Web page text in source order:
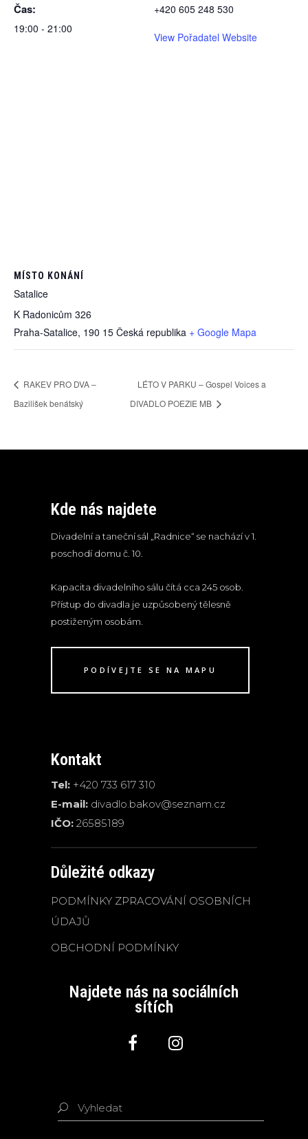
Čas:
19:00 - 21:00
+420 605 248 530
View Pořadatel Website
MÍSTO KONÁNÍ
Satalice
K Radonicům 326
Praha-Satalice, 190 15 Česká republika + Google Mapa
RAKEV PRO DVA –
Bazilišek benátský
LÉTO V PARKU – Gospel Voices a
DIVADLO POEZIE MB
Kde nás najdete
Divadelní a taneční sál „Radnice“ se nachází v 1.
poschodí domu č. 10.
Kapacita divadelního sálu čítá cca 245 osob.
Přístup do divadla je uzpůsobený tělesně
postiženým osobám.
PODÍVEJTE SE NA MAPU
Kontakt
Tel: +420 733 617 310
E-mail: divadlo.bakov@seznam.cz
IČO: 26585189
Důležité odkazy
PODMÍNKY ZPRACOVÁNÍ OSOBNÍCH
ÚDAJŮ
OBCHODNÍ PODMÍNKY
Najdete nás na sociálních
sítích
Vyhledat